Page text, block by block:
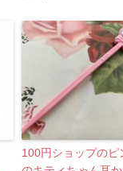
100円ショップのピ